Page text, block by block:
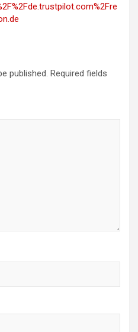
published. Required fields